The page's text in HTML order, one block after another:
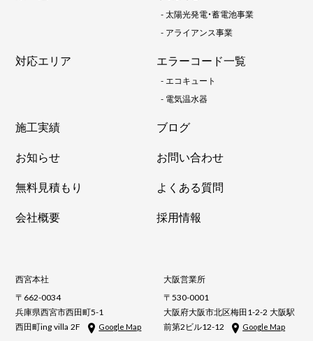
-太陽光発電・蓄電池事業
- アライアンス事業
対応エリア エラーコード一覧
-エコキュート
- 電気温水器
施工実績
ブログ
お知らせ
お問い合わせ
無料見積もり
よくある質問
会社概要
採用情報
西宮本社
〒662-0034
兵庫県西宮市西田町5-1
西田町ing villa 2F
Google Map
大阪営業所
〒530-0001
大阪府大阪市北区梅田1-2-2 大阪駅
前第2ビル12-12
Google Map